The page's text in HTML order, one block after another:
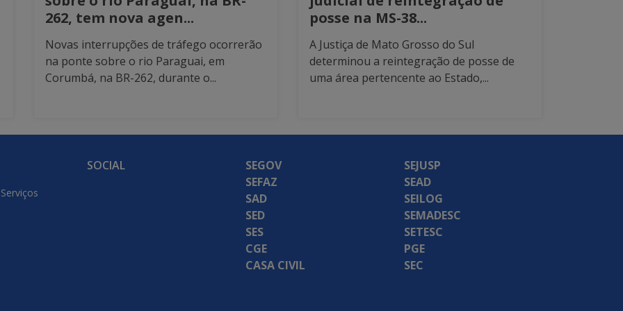
262, tem nova agen...
Novas interrupções de tráfego ocorrerão
na ponte sobre o rio Paraguai, em
Corumbá, na BR-262, durante o...
posse na MS-38...
A Justiça de Mato Grosso do Sul
determinou a reintegração de posse de
uma área pertencente ao Estado,...
SOCIAL
SEGOV
SEFAZ
SAD
SED
SES
CGE
CASA CIVIL
SEJUSP
SEAD
SEILOG
SEMADESC
SETESC
PGE
SEC